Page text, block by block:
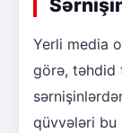
Yerli media
görə, təhdid
qüvvələri bu